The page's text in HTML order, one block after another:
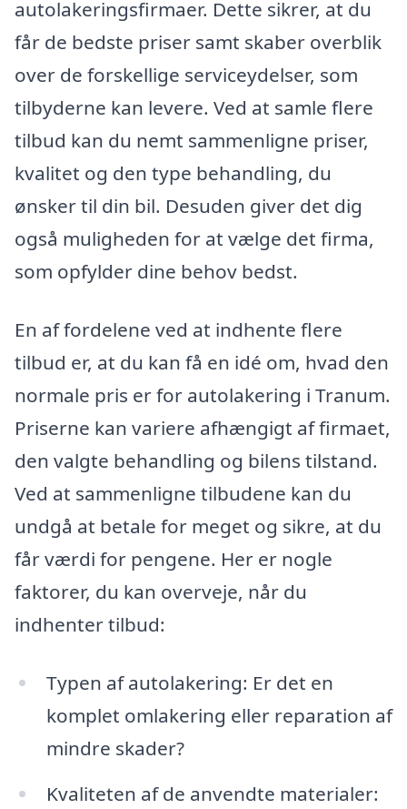
autolakeringsfirmaer. Dette sikrer, at du
får de bedste priser samt skaber overblik
over de forskellige serviceydelser, som
tilbyderne kan levere. Ved at samle flere
tilbud kan du nemt sammenligne priser,
kvalitet og den type behandling, du
ønsker til din bil. Desuden giver det dig
også muligheden for at vælge det firma,
som opfylder dine behov bedst.
En af fordelene ved at indhente flere
tilbud er, at du kan få en idé om, hvad den
normale pris er for autolakering i Tranum.
Priserne kan variere afhængigt af firmaet,
den valgte behandling og bilens tilstand.
Ved at sammenligne tilbudene kan du
undgå at betale for meget og sikre, at du
får værdi for pengene. Her er nogle
faktorer, du kan overveje, når du
indhenter tilbud:
Typen af autolakering: Er det en
komplet omlakering eller reparation af
mindre skader?
Kvaliteten af de anvendte materialer: